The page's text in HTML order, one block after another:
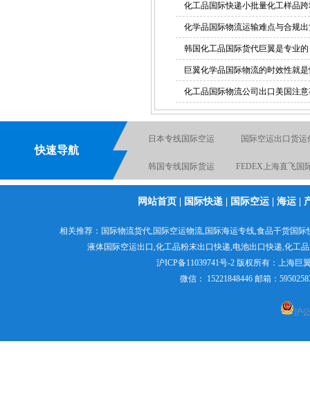
化工品国际快递小批量化工样品
化学品国际物流运输难点与合规
韩国化工品国际货代巨翼是专业的
巨翼化学品国际物流的时效性就
化工品国际物流公司出口美国注
快速导航
日本专线国际空运 国际空运出口货运
韩国专线国际货运 FEDEX上海直飞国
粉末国际货运出口 日本专线国际货代
网站首页 国际快递 国际空运 海运
相关推荐： 国际物流货代,国际空运物流,国际海运专线,食品干货国际
液体国际空运出口,化工品粉末出口快递,电池出口快递,化工
沪ICP备11039741号-2 版权所有： 上海巨
微信： 15221848446 邮箱：
沪